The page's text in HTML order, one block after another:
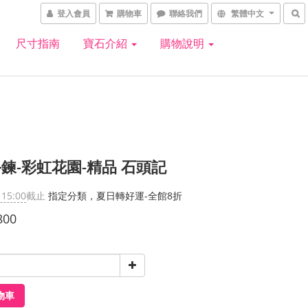
登入會員 購物車 聯絡我們 繁體中文
尺寸指南 寶石介紹 購物說明
-彩虹花園-精品 石頭記
截止 指定分類，夏日轉好運-全館8折
車